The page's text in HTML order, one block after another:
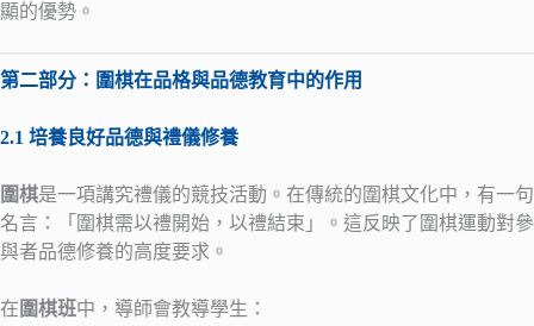
顯的優勢。
第二部分：圍棋在品格與品德教育中的作用
2.1 培養良好品德與禮儀修養
圍棋是一項講究禮儀的競技活動。在傳統的圍棋文化中，有一句
名言：「圍棋需以禮開始，以禮結束」。這反映了圍棋運動對參
與者品德修養的高度要求。
在 圍棋班中，導師會教導學生：